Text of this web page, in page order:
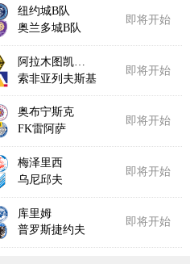
纽约城B队
奥兰多城B队
即将开始
阿拉木图凯拉特
索非亚列夫斯基
即将开始
奥布宁斯克
FK雷阿萨
即将开始
梅泽里西
乌尼邱夫
即将开始
库里姆
普罗斯捷约夫
即将开始